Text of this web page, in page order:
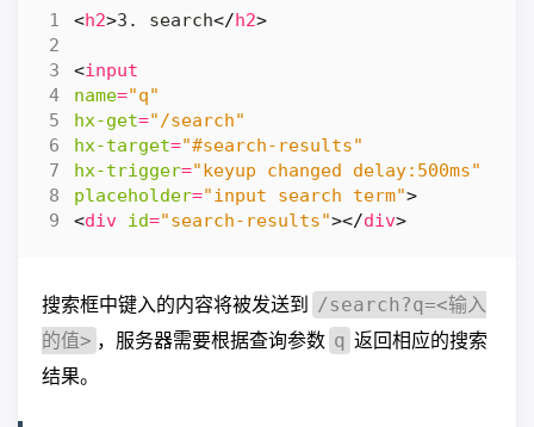
<h2>3. search</h2>
<input
name="q"
hx-get="/search"
hx-target="#search-results"
hx-trigger="keyup changed delay:500ms"
placeholder="input search term">
<div id="search-results"></div>
搜索框中键入的内容将被发送到
/search?q=<输入
的值> ，服务器需要根据查询参数 q 返回相应的搜索
结果。